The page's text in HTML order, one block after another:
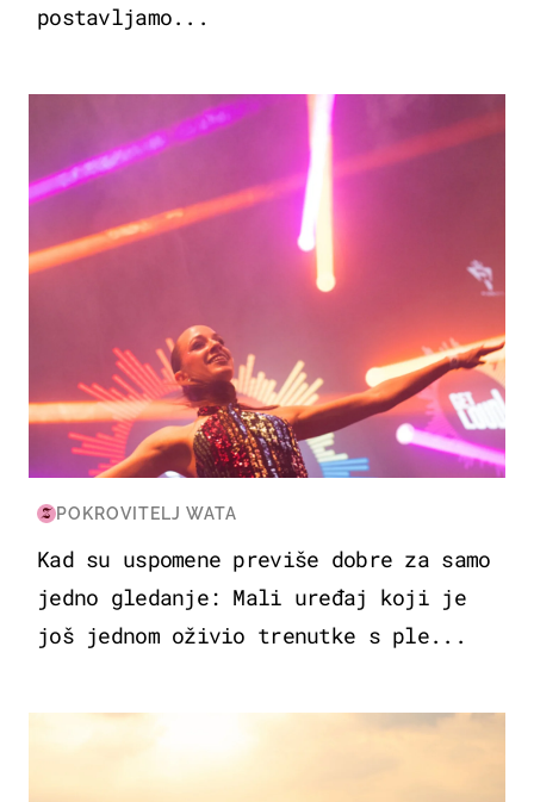
postavljamo...
KULTURA & ZABAVA
POKROVITELJ WATA
Kad su uspomene previše dobre za samo
jedno gledanje: Mali uređaj koji je
još jednom oživio trenutke s ple...